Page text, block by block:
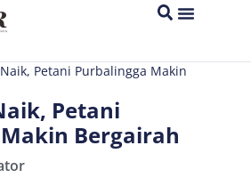
Petani Purbalingga Makin
Petani
Bergairah